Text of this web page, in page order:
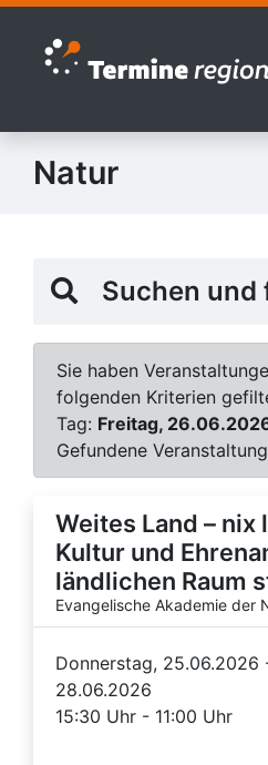
Zur Navigation springen
Zum Inhalt springen
Natur
Suchen und
Sie haben
folgenden Kriterien
Tag: Freitag,
Gefundene
Weites Land – nix
Kultur und
ländlichen Raum
Evangelische Akademie der
Donnerstag, 25.06.2026
28.06.2026
15:30 Uhr - 11:00 Uhr